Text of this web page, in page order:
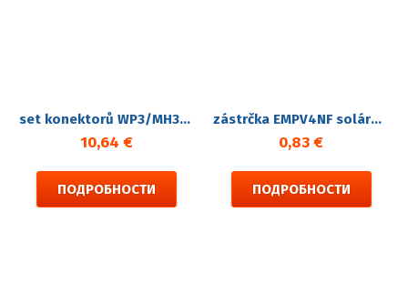
set konektorů WP3/MH32 zástrčka+zásuvka konektorová kabelová
10,64 €
ПОДРОБНОСТИ
zástrčka EMPV4NF solární konektor pro FV
0,83 €
ПОДРОБНОСТИ